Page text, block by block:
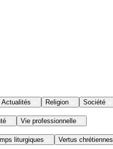
Actualités Religion Société
Vie professionnelle
liturgiques Vertus chrétiennes